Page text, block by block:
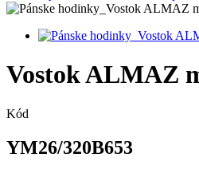
Vostok ALMAZ
Kód
YM26/320B653